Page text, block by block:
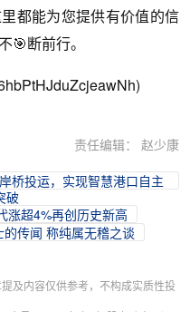
都能为您提供有价值的信
🎯断前行。
责任编辑： 赵少康
桥投运，实现智慧港口自主
破
涨超4%再创历史新高
传闻 称纯属无稽之谈
及内容仅供参考，不构成实质性投